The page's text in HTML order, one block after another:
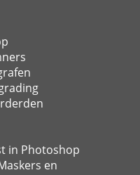
in Photoshop
en